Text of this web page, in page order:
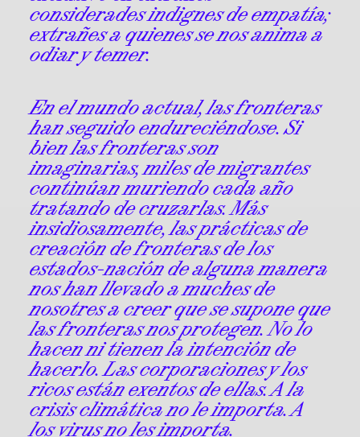
considerades indignes de empatía;
extrañes a quienes se nos anima a
odiar y temer.
En el mundo actual, las fronteras
han seguido endureciéndose. Si
bien las fronteras son
imaginarias, miles de migrantes
continúan muriendo cada año
tratando de cruzarlas. Más
insidiosamente, las prácticas de
creación de fronteras de los
estados-nación de alguna manera
nos han llevado a muches de
nosotres a creer que se supone que
las fronteras nos protegen. No lo
hacen ni tienen la intención de
hacerlo. Las corporaciones y los
ricos están exentos de ellas. A la
crisis climática no le importa. A
los virus no les importa.